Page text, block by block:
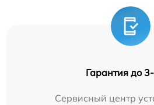
Гарантия до
Сервисный центр